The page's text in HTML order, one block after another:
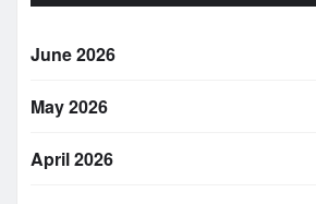
June 2026
May 2026
April 2026